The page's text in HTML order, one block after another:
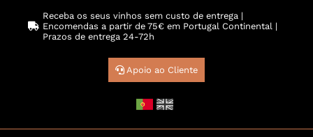
Receba os seus vinhos sem custo de entrega |
Encomendas a partir de 75€ em Portugal Continental |
Prazos de entrega 24-72h
Apoio ao Cliente